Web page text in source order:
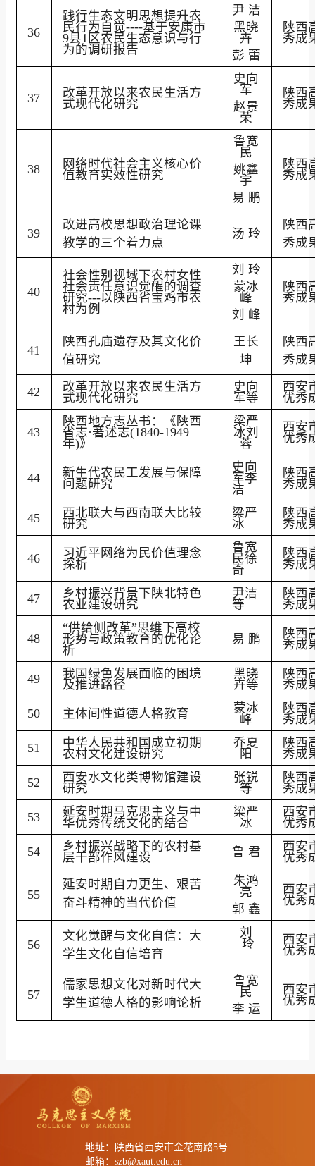
36
践行生态文明思想提升农
民行为自觉----基于安康市
9县1 区农民生态意识与行
为的调研报告
尹 洁
黑晓
卉
彭 蕾
陕西
秀成
37
改革开放以来农民生活方
式现代化研究
史向
军
赵景
荣
陕西
秀成
38
网络时代社会主义核心价
值教育实效性研究
鲁宽
民
姚鑫
宇
易 鹏
陕西
秀成
39
改进高校思想政治理论课
教学的三个着力点
汤 玲
陕西
秀成
40
社会性别视域下农村女性
社会责任意识觉醒的调查
研究---以陕西省宝鸡市农
村为例
刘 玲
蒙冰
峰
刘 峰
陕西
秀成
41
陕西孔庙遗存及其文化价
值研究
王长
坤
陕西
秀成
42
改革开放以来农民生活方
式现代化研究
史向
军等
西安
优秀
43
陕西地方志丛书：《陕西
省志·著述志(1840-1949
年)》
梁严
冰刘
蓉
西安
优秀
44
新生代农民工发展与保障
问题研究
史向
军李
洁
陕西
秀成
45
西北联大与西南联大比较
研究
梁严
冰
陕西
秀成
46
习近平网络为民价值理念
探析
鲁宽
民徐
奇
陕西
秀成
47
乡村振兴背景下陕北特色
农业建设研究
尹洁
等
陕西
秀成
48
“供给侧改革”思维下高校
形势与政策教育的优化论
析
易 鹏
陕西
秀成
49
我国绿色发展面临的困境
及推进路径
黑晓
卉等
陕西
秀成
50 主体间性道德人格教育
蒙冰
峰
陕西
秀成
51
中华人民共和国成立初期
农村文化建设研究
乔夏
阳
陕西
秀成
52
西安水文化类博物馆建设
研究
张锐
等
陕西
秀成
53
延安时期马克思主义与中
华优秀传统文化的结合
梁严
冰
西安
优秀
54 乡村振兴战略下的农村基
层干部作风建设
鲁 君
西安
优秀
55
延安时期自力更生、艰苦
奋斗精神的当代价值
朱鸿
亮
郭 鑫
西安
优秀
56
文化觉醒与文化自信：大
学生文化自信培育
刘
玲
西安
优秀
57
儒家思想文化对新时代大
学生道德人格的影响论析
鲁宽
民
李 运
西安
优秀
地址：陕西省西安市金花南路5号
邮箱：szb@xaut.edu.cn